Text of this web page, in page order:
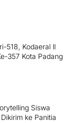
518, Kodaeral ll
357 Kota Padang
Siswa
ke Panitia